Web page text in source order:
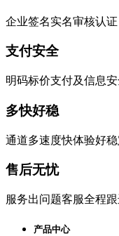
企业签名实名审核认证
支付安全
明码标价支付及信息安
多快好稳
通道多速度快体验好
售后无忧
服务出问题客服全程
产品中心